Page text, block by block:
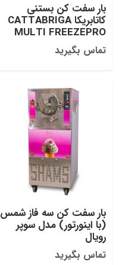
بار سفت کن بستنی
کاتابریکا CATTABRIGA
MULTI FREEZEPRO
تماس بگیرید
بار سفت کن سه فاز شمس
(با اینورتور) مدل سوپر
رویال
تماس بگیرید